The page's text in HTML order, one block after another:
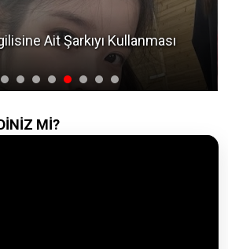
Ait Şarkıyı Kullanması
Mİ?